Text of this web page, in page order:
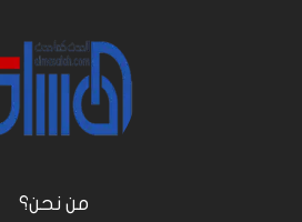
من نحن؟